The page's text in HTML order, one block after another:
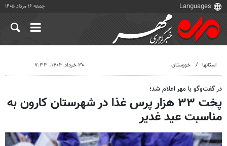
جمعه ۱۶ مرداد ۱۴۰۵
استانها خوزستان ۳۰ خرداد ۱۴۰۳، ۷:۳۳
در گفت‌وگو با مهر اعلام شد؛
پخت ۳۳ هزار پرس غذا در شهرستان کارون به
مناسبت عید غدیر